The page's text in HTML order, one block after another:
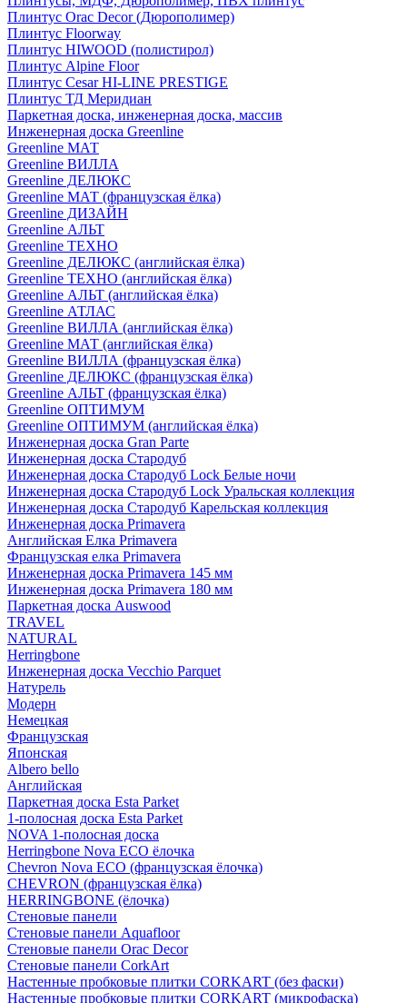
Плинтус Orac Decor (Дюрополимер)
Плинтус Floorway
Плинтус HIWOOD (полистирол)
Плинтус Alpine Floor
Плинтус Cesar HI-LINE PRESTIGE
Плинтус ТД Меридиан
Паркетная доска, инженерная доска, массив
Инженерная доска Greenline
Greenline МАТ
Greenline ВИЛЛА
Greenline ДЕЛЮКС
Greenline МАТ (французская ёлка)
Greenline ДИЗАЙН
Greenline АЛЬТ
Greenline ТЕХНО
Greenline ДЕЛЮКС (английская ёлка)
Greenline ТЕХНО (английская ёлка)
Greenline АЛЬТ (английская ёлка)
Greenline АТЛАС
Greenline ВИЛЛА (английская ёлка)
Greenline МАТ (английская ёлка)
Greenline ВИЛЛА (французская ёлка)
Greenline ДЕЛЮКС (французская ёлка)
Greenline АЛЬТ (французская ёлка)
Greenline ОПТИМУМ
Greenline ОПТИМУМ (английская ёлка)
Инженерная доска Gran Parte
Инженерная доска Стародуб
Инженерная доска Стародуб Lock Белые ночи
Инженерная доска Стародуб Lock Уральская коллекция
Инженерная доска Стародуб Карельская коллекция
Инженерная доска Primavera
Английская Елка Primavera
Французская елка Primavera
Инженерная доска Primavera 145 мм
Инженерная доска Primavera 180 мм
Паркетная доска Auswood
TRAVEL
NATURAL
Herringbone
Инженерная доска Vecchio Parquet
Натурель
Модерн
Немецкая
Французская
Японская
Albero bello
Английская
Паркетная доска Esta Parket
1-полосная доска Esta Parket
NOVA 1-полосная доска
Herringbone Nova ECO ёлочка
Chevron Nova ECO (французская ёлочка)
CHEVRON (французская ёлка)
HERRINGBONE (ёлочка)
Стеновые панели
Стеновые панели Aquafloor
Стеновые панели Orac Decor
Стеновые панели CorkArt
Настенные пробковые плитки CORKART (без фаски)
Настенные пробковые плитки CORKART (микрофаска)